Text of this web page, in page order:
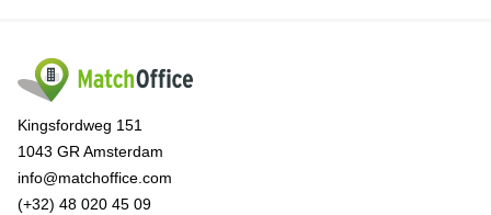
Kingsfordweg 151
1043 GR Amsterdam
info@matchoffice.com
(+32) 48 020 45 09